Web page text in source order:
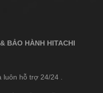
BẢO HÀNH HITACHI
hỗ trợ 24/24 .